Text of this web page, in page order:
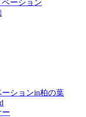
ーション
ションin柏の葉
ー